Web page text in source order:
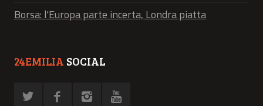
Borsa: l'Europa parte incerta, Londra piatta
24EMILIA SOCIAL